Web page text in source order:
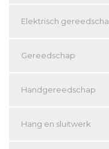
Elektrisch
Gereedschap
Handgereedschap
Hang en sluitwerk